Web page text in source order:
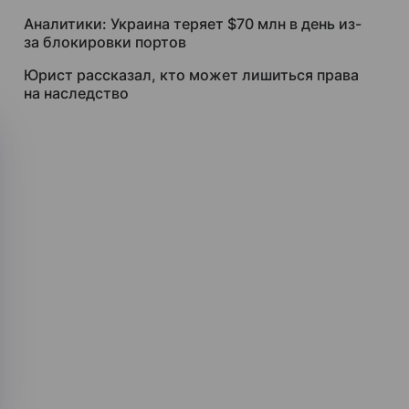
Аналитики: Украина теряет $70 млн в день из-
за блокировки портов
Юрист рассказал, кто может лишиться права
на наследство